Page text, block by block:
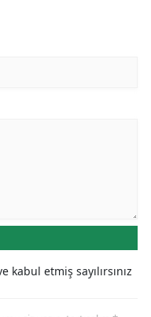
kabul etmiş sayılırsınız